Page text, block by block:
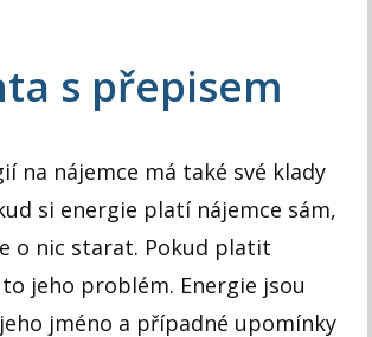
s přepisem
na nájemce má také své klady
si energie platí nájemce sám,
o nic starat. Pokud platit
jeho problém. Energie jsou
jméno a případné upomínky